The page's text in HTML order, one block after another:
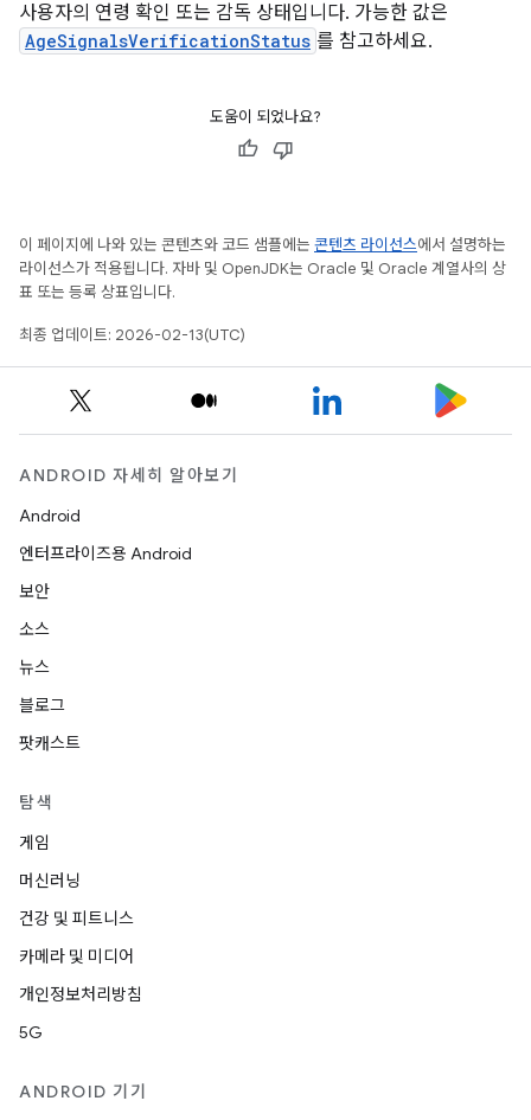
사용자의 연령 확인 또는 감독 상태입니다. 가능한 값은
AgeSignalsVerificationStatus 를 참고하세요.
도움이 되었나요?
이 페이지에 나와 있는 콘텐츠와 코드 샘플에는 콘텐츠 라이선스에서 설명하는
라이선스가 적용됩니다. 자바 및 OpenJDK는 Oracle 및 Oracle 계열사의 상
표 또는 등록 상표입니다.
최종 업데이트: 2026-02-13(UTC)
ANDROID 자세히 알아보기
Android
엔터프라이즈용 Android
보안
소스
뉴스
블로그
팟캐스트
탐색
게임
머신러닝
건강 및 피트니스
카메라 및 미디어
개인정보처리방침
5G
ANDROID 기기